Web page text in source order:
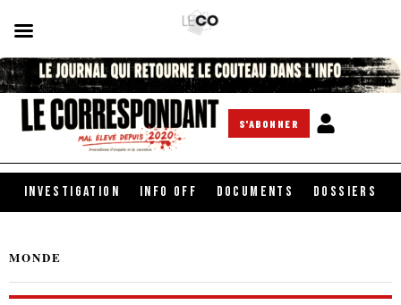
S'ABONNER
INVESTIGATION INFO OFF DOCUMENTS DOSSIERS
MONDE